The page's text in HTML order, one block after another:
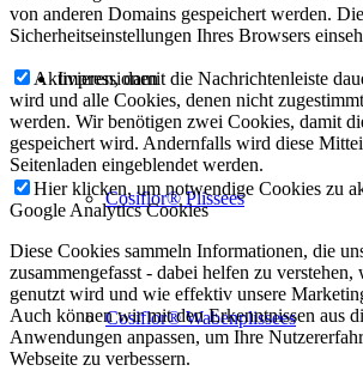
Impressionen
Cosiflor® Plissees
Cosiflor® Wabenplissees
von anderen Domains gespeichert werden.
Sicherheitseinstellungen Ihres Browsers
Aktivieren, damit die Nachrichtenleiste
wird und alle Cookies, denen nicht
werden. Wir benötigen zwei Cookies, damit
gespeichert wird. Andernfalls wird diese
Seitenladen eingeblendet werden.
Hier klicken, um notwendige Cookies zu
Google Analytics Cookies
Diese Cookies sammeln Informationen, die
zusammengefasst - dabei helfen zu verstehen,
genutzt wird und wie effektiv unsere
Auch können wir mit den Erkenntnissen aus
Anwendungen anpassen, um Ihre
Webseite zu verbessern.